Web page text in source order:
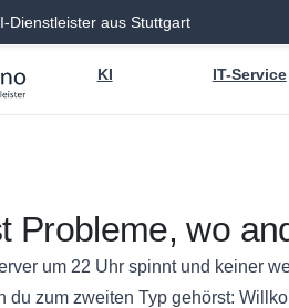
Dienstleister aus Stuttgart
KI IT-Service
Probleme, wo
um 22 Uhr spinnt und keiner
du zum zweiten Typ gehörst: